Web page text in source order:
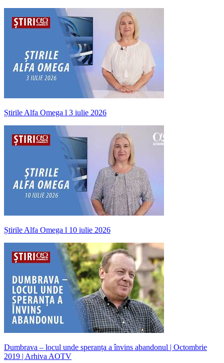
Știrile Alfa Omega l 3 iulie 2026
Știrile Alfa Omega l 10 iulie 2026
Dumbrava – locul unde speranța a învins abandonul | Octombrie
2019 | Arhiva AOTV